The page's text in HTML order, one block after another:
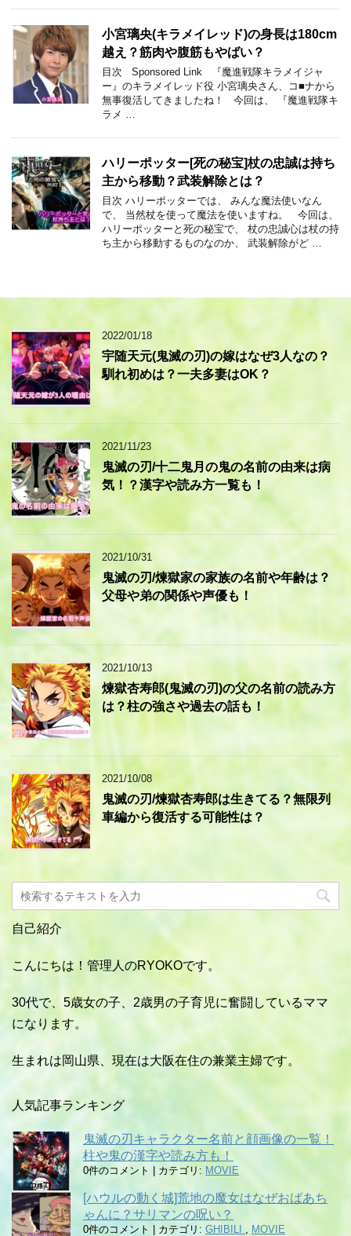
小宮璃央(キラメイレッド)の身長は180cm
越え？筋肉や腹筋もやばい？
目次 Sponsored Link 『魔進戦隊キラメイジャ
ー』のキラメイレッド役 小宮璃央さん、コ■ナから
無事復活してきましたね！ 今回は、 『魔進戦隊キ
ラメ …
ハリーポッター[死の秘宝]杖の忠誠は持ち
主から移動？武装解除とは？
目次 ハリーポッターでは、 みんな魔法使いなん
で、 当然杖を使って魔法を使いますね。 今回は、
ハリーポッターと死の秘宝で、 杖の忠誠心は杖の持
ち主から移動するものなのか、 武装解除がど …
2022/01/18
宇随天元(鬼滅の刃)の嫁はなぜ3人なの？
馴れ初めは？一夫多妻はOK？
2021/11/23
鬼滅の刃/十二鬼月の鬼の名前の由来は病
気！？漢字や読み方一覧も！
2021/10/31
鬼滅の刃/煉獄家の家族の名前や年齢は？
父母や弟の関係や声優も！
2021/10/13
煉獄杏寿郎(鬼滅の刃)の父の名前の読み方
は？柱の強さや過去の話も！
2021/10/08
鬼滅の刃/煉獄杏寿郎は生きてる？無限列
車編から復活する可能性は？
自己紹介
こんにちは！管理人のRYOKOです。
30代で、5歳女の子、2歳男の子育児に奮闘しているママ
になります。
生まれは岡山県、現在は大阪在住の兼業主婦です。
人気記事ランキング
鬼滅の刃キャラクター名前と顔画像の一覧！
柱や鬼の漢字や読み方も！
0件のコメント カテゴリ: MOVIE
[ハウルの動く城]荒地の魔女はなぜおばあち
ゃんに？サリマンの呪い？
0件のコメント カテゴリ: GHIBILI , MOVIE